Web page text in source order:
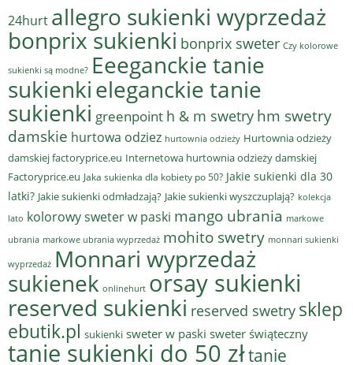
24hurt allegro sukienki wyprzedaż
bonprix sukienki bonprix sweter Czy kolorowe
sukienki są modne? Eeeganckie tanie
sukienkieleganckie tanie
sukienki greenpoint h & m swetry hm swetry
damskie hurtowa odziez hurtownia odzieży Hurtownia odzieży
damskiej factoryprice.eu Internetowa hurtownia odzieży damskiej
Factoryprice.eu Jaka sukienka dla kobiety po 50? Jakie sukienki dla 30
latki? Jakie sukienki odmładzają? Jakie sukienki wyszczuplają? kolekcja
lato kolorowy sweter w paski mango ubrania markowe
ubrania markowe ubrania wyprzedaż mohito swetry monnari sukienki
wyprzedaż Monnari wyprzedaż
sukienek onlinehurt orsay sukienki
reserved sukienki reserved swetry sklep
ebutik.pl sukienki sweter w paski sweter świąteczny
tanie sukienki do 50 złtanie